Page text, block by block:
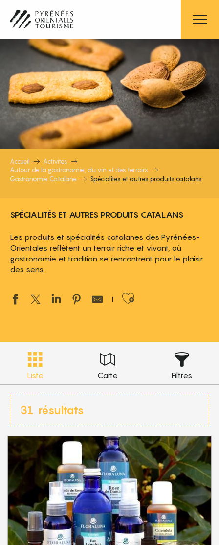
contenu
principal
Accueil
Activités
Autour de la gastronomie, du vin et des terroirs
Gastronomie Catalane
Spécialités et autres produits catalans
SPÉCIALITÉS ET AUTRES PRODUITS CATALANS
SPÉCIALITÉS ET AUTRES
Les produits et spécialités catalanes des Pyrénées-
Orientales reflètent un terroir riche et vivant, où
gastronomie et tradition se rencontrent pour le plaisir
des sens.
Ajouter aux
Liste Carte Filtres
31 résultats